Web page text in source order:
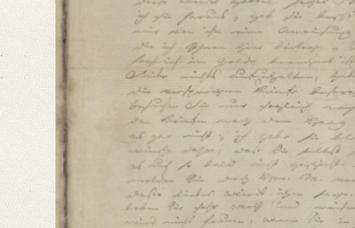
Language
German
Bamberg, Claudia
Varwig, Olivia